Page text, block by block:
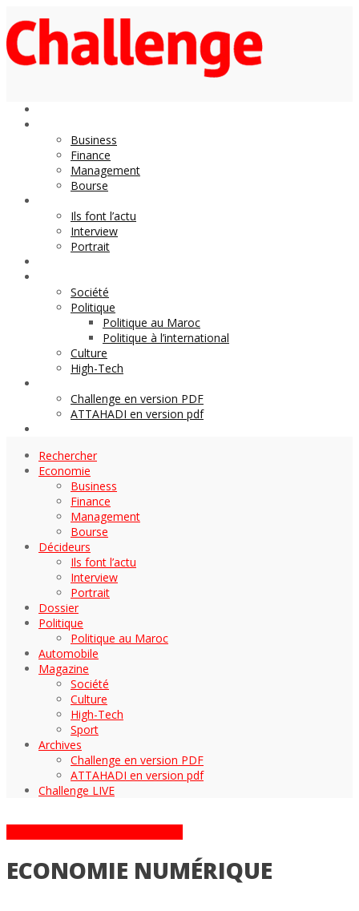
Business
Finance
Management
Bourse
Ils font l’actu
Interview
Portrait
Société
Politique
Politique au Maroc
Politique à l’international
Culture
High-Tech
Challenge en version PDF
ATTAHADI en version pdf
Rechercher
Economie
Business
Finance
Management
Bourse
Décideurs
Ils font l’actu
Interview
Portrait
Dossier
Politique
Politique au Maroc
Automobile
Magazine
Société
Culture
High-Tech
Sport
Archives
Challenge en version PDF
ATTAHADI en version pdf
Challenge LIVE
ECONOMIE NUMÉRIQUE